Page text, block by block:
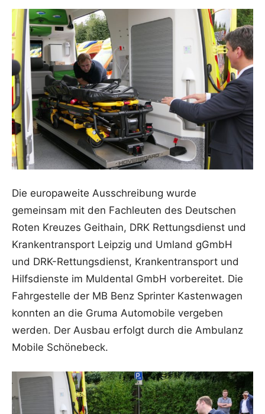
Die europaweite Ausschreibung wurde
gemeinsam mit den Fachleuten des Deutschen
Roten Kreuzes Geithain, DRK Rettungsdienst und
Krankentransport Leipzig und Umland gGmbH
und DRK-Rettungsdienst, Krankentransport und
Hilfsdienste im Muldental GmbH vorbereitet. Die
Fahrgestelle der MB Benz Sprinter Kastenwagen
konnten an die Gruma Automobile vergeben
werden. Der Ausbau erfolgt durch die Ambulanz
Mobile Schönebeck.